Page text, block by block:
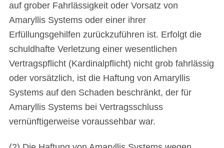
auf grober Fahrlässigkeit oder Vorsatz von
Amaryllis Systems oder einer ihrer
Erfüllungsgehilfen zurückzuführen ist. Erfolgt die
schuldhafte Verletzung einer wesentlichen
Vertragspflicht (Kardinalpflicht) nicht grob fahrlässig
oder vorsätzlich, ist die Haftung von Amaryllis
Systems auf den Schaden beschränkt, der für
Amaryllis Systems bei Vertragsschluss
vernünftigerweise voraussehbar war.